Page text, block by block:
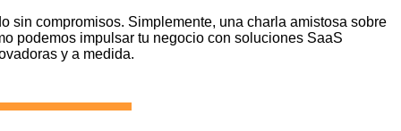
sin compromisos. Simplemente, una charla amistosa sobre
podemos impulsar tu negocio con soluciones SaaS
y a medida.